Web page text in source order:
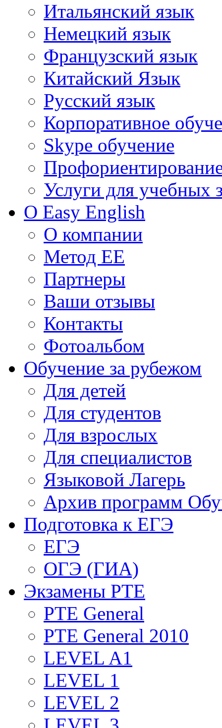
Итальянский язык
Немецкий язык
Французский язык
Китайский Язык
Русский язык
Корпоративное
Skype обучение
Услуги для учебных
О Easy English
О компании
Метод EE
Партнеры
Ваши отзывы
Контакты
Фотоальбом
Обучение за рубежом
Для детей
Для студентов
Для взрослых
Для специалистов
Языковой Лагерь
Архив программ
Подготовка к ЕГЭ
ЕГЭ
ОГЭ (ГИА)
Экзамены PTE
PTE General
PTE General 2010
LEVEL A1
LEVEL 1
LEVEL 2